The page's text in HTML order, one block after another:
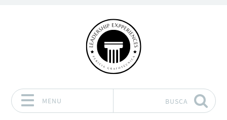
MENU BUSCA